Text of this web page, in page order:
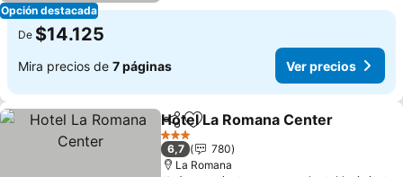
Opción destacada
De $14.125
Mira precios de 7 páginas Ver precios
CompartirAgregar a favoritos
Hotel La Romana Center
3 Estrellas
6,7
780
La Romana